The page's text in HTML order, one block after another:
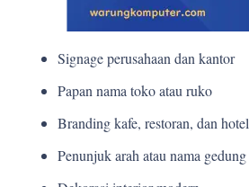
Signage perusahaan dan kantor
Papan nama toko atau ruko
Branding kafe, restoran, dan hotel
Penunjuk arah atau nama gedung